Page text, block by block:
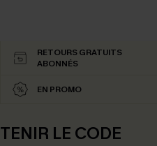
RETOURS GRATUITS
ABONNÉS
EN PROMO
LE CODE